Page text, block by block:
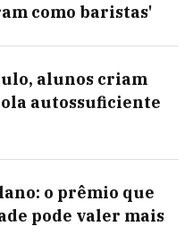
como baristas'
alunos criam
autossuficiente
o prêmio que
pode valer mais